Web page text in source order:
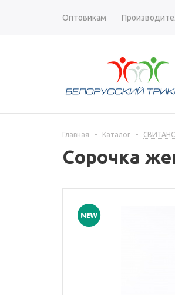
Оптовикам
Главная - Каталог -
Сорочка